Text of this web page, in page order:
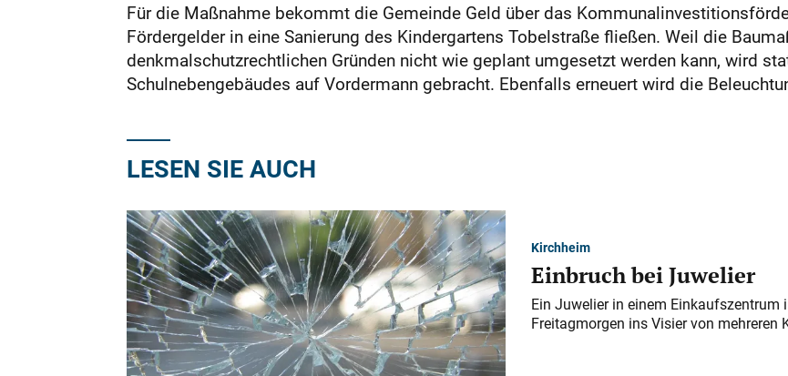
Für die Maßnahme bekommt die Gemeinde Geld über das
Fördergelder in eine Sanierung des Kindergartens Tobelstraße fließen. Weil die
denkmalschutzrechtlichen Gründen nicht wie geplant umgesetzt werden kann, wird
Schulnebengebäudes auf Vordermann gebracht. Ebenfalls erneuert wird die
LESEN SIE AUCH
Kirchheim
Einbruch bei Juwelier
Ein Juwelier in einem
Freitagmorgen ins Visier von mehreren